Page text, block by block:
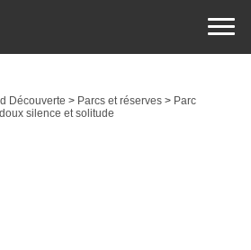
Découverte > Parcs et réserves > Parc
silence et solitude